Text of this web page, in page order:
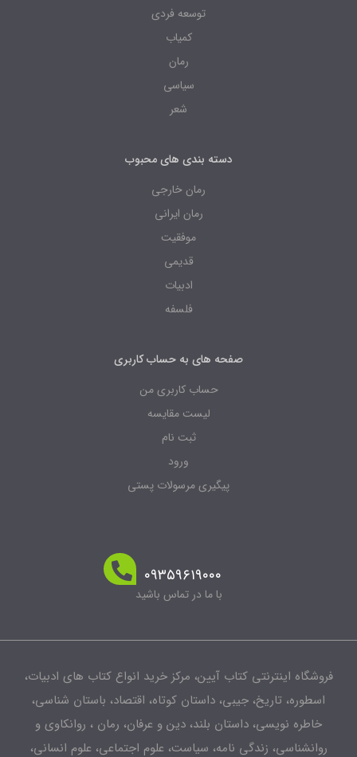
توسعه فردی
کمیاب
رمان
سیاسی
شعر
دسته بندی های محبوب
رمان خارجی
رمان ایرانی
موفقیت
قدیمی
ادبیات
فلسفه
صفحه های به حساب کاربری
حساب کاربری من
لیست مقایسه
ثبت نام
ورود
پیگیری مرسولات پستی
۰۹۳۵۹۶۱۹۰۰۰
با ما در تماس باشید
فروشگاه اینترنتی کتاب آیین، مرکز خرید انواع کتاب های ادبیات،
اسطوره، تاریخ، جیبی، داستان کوتاه، اقتصاد، باستان شناسی،
خاطره نویسی، داستان بلند، دین و عرفان، رمان ، روانکاوی و
روانشناسی، زندگی نامه، سیاست، علوم اجتماعی، علوم انسانی،